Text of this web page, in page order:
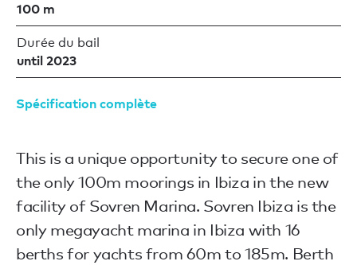
100 m
Durée du bail
until 2023
Spécification complète
This is a unique opportunity to secure one of
the only 100m moorings in Ibiza in the new
facility of Sovren Marina. Sovren Ibiza is the
only megayacht marina in Ibiza with 16
berths for yachts from 60m to 185m. Berth